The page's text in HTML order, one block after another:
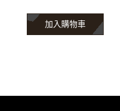
加入購物車